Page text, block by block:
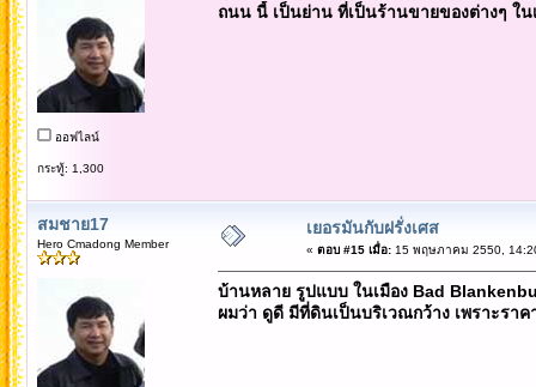
ออฟไลน์
กระทู้: 1,300
ถนน นี้ เป็นย่าน ที่เป็นร้านขายของต่างๆ ใน
สมชาย17
Hero Cmadong Member
เยอรมันกับฝรั่งเศส
« ตอบ #15 เมื่อ:15 พฤษภาคม 2550,
บ้านหลาย รูปแบบ ในเมือง Bad
ผมว่า ดูดี มีที่ดินเป็นบริเวณกว้าง เพราะรา